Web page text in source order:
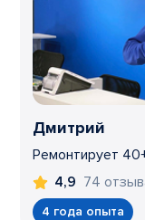
Дмитрий
Ремонтирует
4,9 74
4 года опыта